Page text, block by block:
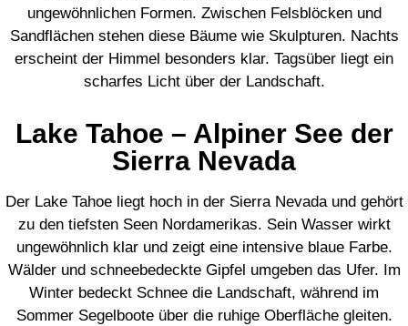
ungewöhnlichen Formen. Zwischen Felsblöcken und
Sandflächen stehen diese Bäume wie Skulpturen. Nachts
erscheint der Himmel besonders klar. Tagsüber liegt ein
scharfes Licht über der Landschaft.
Lake Tahoe – Alpiner See der
Sierra Nevada
Der Lake Tahoe liegt hoch in der Sierra Nevada und gehört
zu den tiefsten Seen Nordamerikas. Sein Wasser wirkt
ungewöhnlich klar und zeigt eine intensive blaue Farbe.
Wälder und schneebedeckte Gipfel umgeben das Ufer. Im
Winter bedeckt Schnee die Landschaft, während im
Sommer Segelboote über die ruhige Oberfläche gleiten.